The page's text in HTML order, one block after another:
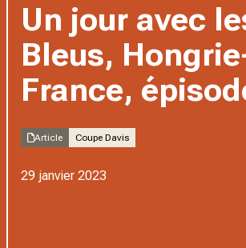
Un jour avec
Bleus,
France,
Article Coupe Davis
29 janvier 2023